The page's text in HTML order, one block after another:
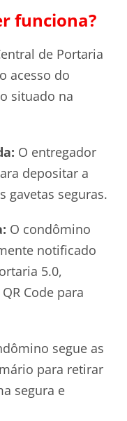
funciona?
de Portaria
acesso do
situado na
O entregador
depositar a
gavetas seguras.
O condômino
notificado
5.0,
Code para
segue as
para retirar
segura e